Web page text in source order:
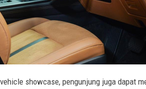
showcase, pengunjung juga dapat